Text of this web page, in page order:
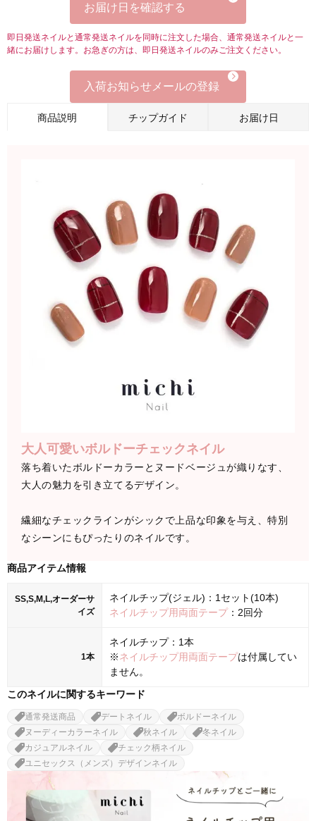
お届け日を確認する
即日発送ネイルと通常発送ネイルを同時に注文した場合、通常発送ネイルと一
緒にお届けします。お急ぎの方は、即日発送ネイルのみご注文ください。
入荷お知らせメールの登録
商品説明 チップガイド お届け日
大人可愛いボルドーチェックネイル
落ち着いたボルドーカラーとヌードベージュが織りなす、
大人の魅力を引き立てるデザイン。
繊細なチェックラインがシックで上品な印象を与え、特別
なシーンにもぴったりのネイルです。
商品アイテム情報
SS,S,M,L,オーダーサ
イズ
ネイルチップ(ジェル)：1セット(10本)
ネイルチップ用両面テープ：2回分
1本
ネイルチップ：1本
※ネイルチップ用両面テープは付属してい
ません。
このネイルに関するキーワード
通常発送商品 デートネイル
ボルドーネイル
ヌーディーカラーネイル
秋ネイル
冬ネイル
カジュアルネイル
チェック柄ネイル
ユニセックス（メンズ）デザインネイル